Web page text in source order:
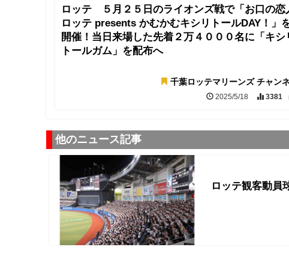
ロッテ ５月２５日のライオンズ戦で「お口の恋
ロッテ presents かむかむキシリトールDAY！」
開催！当日来場した先着２万４０００名に「キシ
トールガム」を配布へ
千葉ロッテマリーンズ チャン
2025/5/18 3381
他のニュース記事
ロッテ観客動員